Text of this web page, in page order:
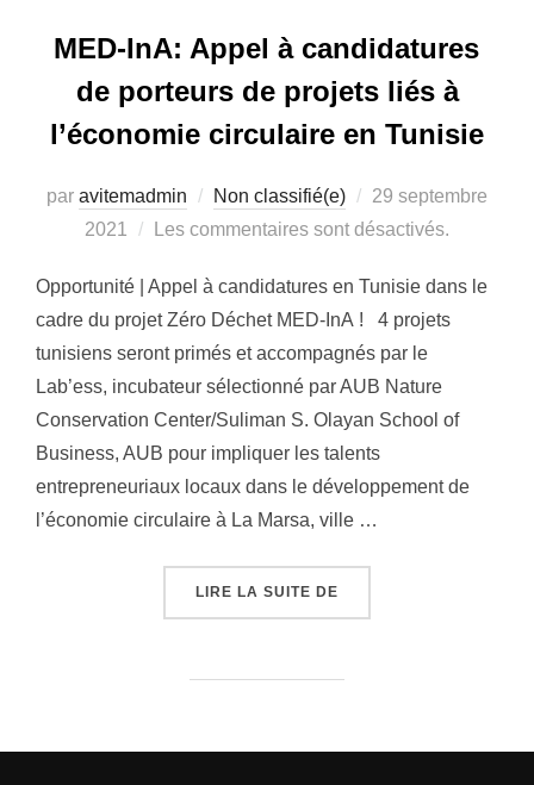
MED-InA: Appel à candidatures
de porteurs de projets liés à
l’économie circulaire en Tunisie
par avitemadmin Non classifié(e)
Publié
le
29 septembre
2021
Les commentaires sont désactivés.
Opportunité | Appel à candidatures en Tunisie dans le
cadre du projet Zéro Déchet MED-InA ! 4 projets
tunisiens seront primés et accompagnés par le
Lab’ess, incubateur sélectionné par AUB Nature
Conservation Center/Suliman S. Olayan School of
Business, AUB pour impliquer les talents
entrepreneuriaux locaux dans le développement de
l’économie circulaire à La Marsa, ville …
LIRE LA SUITE DE